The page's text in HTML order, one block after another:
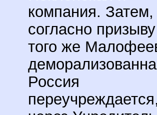
компания. Затем,
согласно призыву
того же
Россия